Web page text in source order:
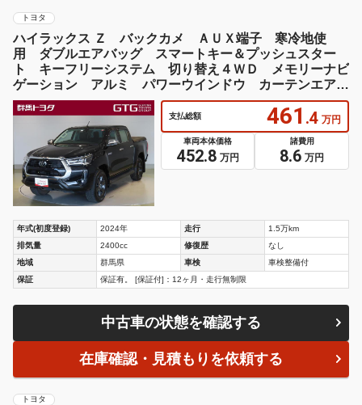
トヨタ
ハイラックス Ｚ バックカメ ＡＵＸ端子 寒冷地使
用 ダブルエアバッグ スマートキー＆プッシュスター
ト キーフリーシステム 切り替え４ＷＤ メモリーナビ
ゲーション アルミ パワーウインドウ カーテンエアバ
ッグ ＡＢＳ
支払総額 461 .4 万円
車両本体価格
452.8 万円
諸費用
8.6 万円
年式(初度登録) 2024年 走行
1.5万km
排気量
2400cc 修復歴
なし
地域
群馬県 車検
車検整備付
保証
保証有。 [保証付]：12ヶ月・走行無制限
中古車の状態を確認する
在庫確認・見積もりを依頼する
トヨタ